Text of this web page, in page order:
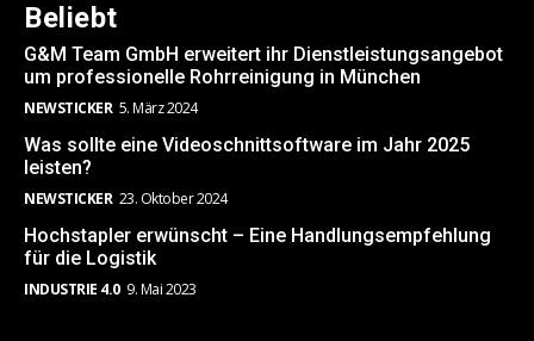
Beliebt
G&M Team GmbH erweitert ihr Dienstleistungsangebot
um professionelle Rohrreinigung in München
NEWSTICKER 5. März 2024
Was sollte eine Videoschnittsoftware im Jahr 2025
leisten?
NEWSTICKER 23. Oktober 2024
Hochstapler erwünscht – Eine Handlungsempfehlung
für die Logistik
INDUSTRIE 4.0 9. Mai 2023